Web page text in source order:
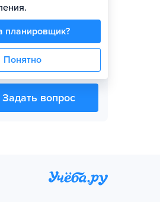
планировщик?
Понятно
Евгеньевич
Челпанов
Задать вопрос